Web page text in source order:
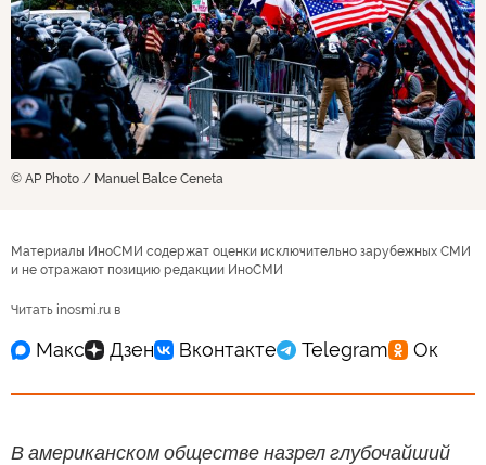
© AP Photo / Manuel Balce Ceneta
Материалы ИноСМИ содержат оценки исключительно зарубежных СМИ
и не отражают позицию редакции ИноСМИ
Читать inosmi.ru в
В американском обществе назрел глубочайший